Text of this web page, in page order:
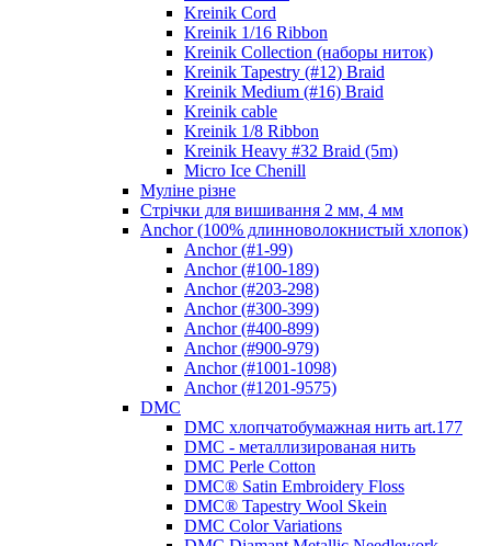
Kreinik Cord
Kreinik 1/16 Ribbon
Kreinik Collection (наборы ниток)
Kreinik Tapestry (#12) Braid
Kreinik Medium (#16) Braid
Kreinik cable
Kreinik 1/8 Ribbon
Kreinik Heavy #32 Braid (5m)
Micro Ice Chenill
Муліне різне
Стрічки для вишивання 2 мм, 4 мм
Anchor (100% длинноволокнистый хлопок)
Anchor (#1-99)
Anchor (#100-189)
Anchor (#203-298)
Anchor (#300-399)
Anchor (#400-899)
Anchor (#900-979)
Anchor (#1001-1098)
Anchor (#1201-9575)
DMC
DMC хлопчатобумажная нить art.177
DMC - металлизированая нить
DMC Perle Cotton
DMC® Satin Embroidery Floss
DMC® Tapestry Wool Skein
DMC Color Variations